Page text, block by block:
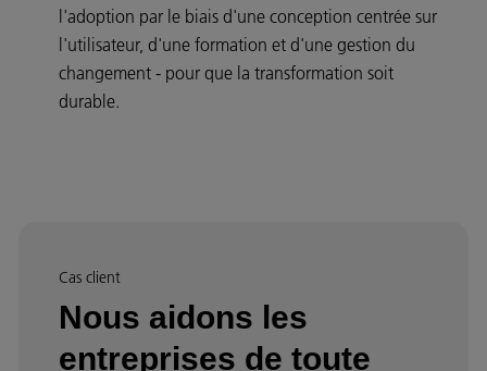
l'adoption par le biais d'une conception centrée sur
l'utilisateur, d'une formation et d'une gestion du
changement - pour que la transformation soit
durable.
Cas client
Nous aidons les
entreprises de toute